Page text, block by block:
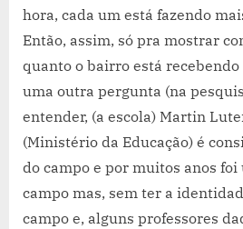
hora, cada um está fazendo
Então, assim, só pra mostrar
quanto o bairro está
uma outra pergunta (na
entender, (a escola) Martin
(Ministério da Educação) é
do campo e por muitos anos foi
campo mas, sem ter a
campo e, alguns professores